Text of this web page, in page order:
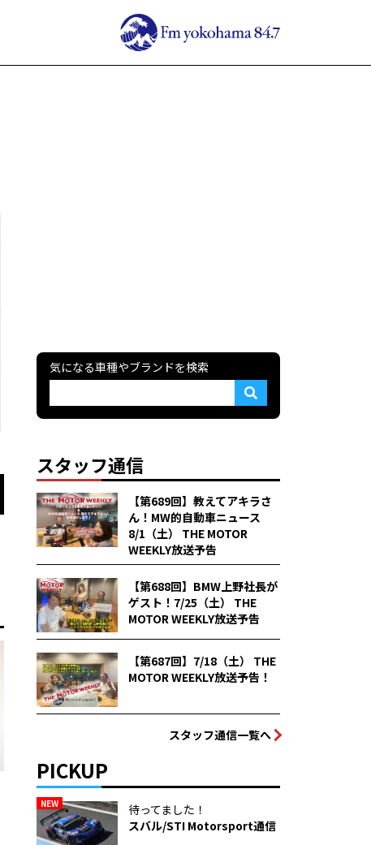
気になる車種やブランドを検索
スタッフ通信
【第689回】教えてアキラさ
ん！MW的自動車ニュース
8/1（土） THE MOTOR
WEEKLY放送予告
【第688回】BMW上野社長が
ゲスト！7/25（土） THE
MOTOR WEEKLY放送予告
【第687回】7/18（土） THE
MOTOR WEEKLY放送予告！
スタッフ通信一覧へ
PICKUP
NEW
待ってました！
スバル/STI Motorsport通信